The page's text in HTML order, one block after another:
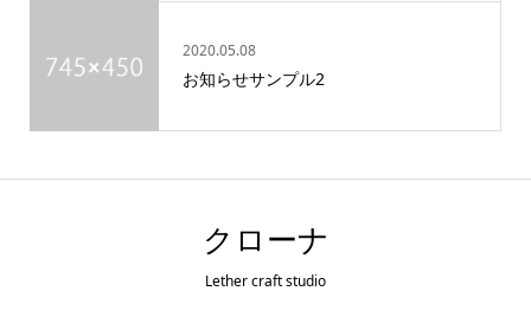
2020.05.08
お知らせサンプル2
クローナ
Lether craft studio